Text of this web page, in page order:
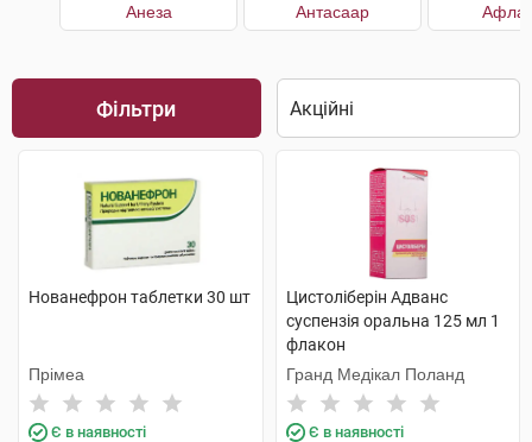
Анеза Антасаар
Фільтри
Нованефрон таблетки 30 шт
Прімеа
Є в наявності
Цистоліберін Адванс
суспензія оральна 125 мл 1
флакон
Гранд Медікал Поланд
Є в наявності